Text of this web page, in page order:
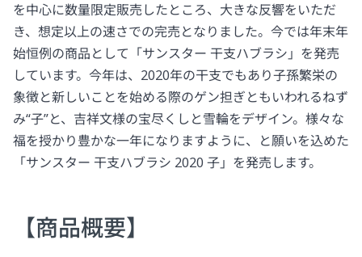
を中心に数量限定販売したところ、大きな反響をいただ
き、想定以上の速さでの完売となりました。今では年末年
始恒例の商品として「サンスター 干支ハブラシ」を発売
しています。今年は、2020年の干支でもあり子孫繁栄の
象徴と新しいことを始める際のゲン担ぎともいわれるねず
み“子”と、吉祥文様の宝尽くしと雪輪をデザイン。様々な
福を授かり豊かな一年になりますように、と願いを込めた
「サンスター 干支ハブラシ 2020 子」を発売します。
【商品概要】